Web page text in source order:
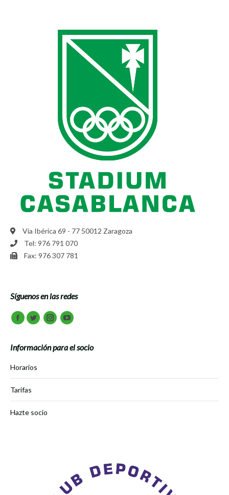
Vía Ibérica 69 - 77 50012 Zaragoza
Tel: 976 791 070
Fax: 976 307 781
Síguenos en las redes
Encuéntranos en:
Facebook
TwitterInstagramYoutube
Información para el socio
Horarios
Tarifas
Hazte socio